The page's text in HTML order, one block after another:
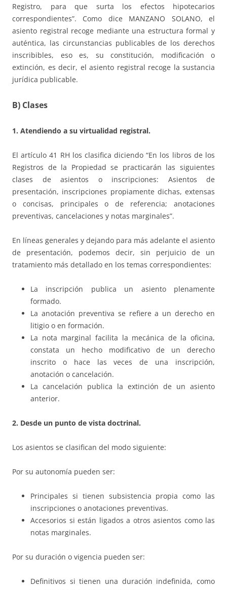
Registro, para que surta los efectos hipotecarios
correspondientes”. Como dice MANZANO SOLANO, el
asiento registral recoge mediante una estructura formal y
auténtica, las circunstancias publicables de los derechos
inscribibles, eso es, su constitución, modificación o
extinción, es decir, el asiento registral recoge la sustancia
jurídica publicable.
B) Clases
1. Atendiendo a su virtualidad registral.
El artículo 41 RH los clasifica diciendo “En los libros de los
Registros de la Propiedad se practicarán las siguientes
clases de asientos o inscripciones: Asientos de
presentación, inscripciones propiamente dichas, extensas
o concisas, principales o de referencia; anotaciones
preventivas, cancelaciones y notas marginales”.
En líneas generales y dejando para más adelante el asiento
de presentación, podemos decir, sin perjuicio de un
tratamiento más detallado en los temas correspondientes:
La inscripción publica un asiento plenamente
formado.
La anotación preventiva se refiere a un derecho en
litigio o en formación.
La nota marginal facilita la mecánica de la oficina,
constata un hecho modificativo de un derecho
inscrito o hace las veces de una inscripción,
anotación o cancelación.
La cancelación publica la extinción de un asiento
anterior.
2. Desde un punto de vista doctrinal.
Los asientos se clasifican del modo siguiente:
Por su autonomía pueden ser:
Principales si tienen subsistencia propia como las
inscripciones o anotaciones preventivas.
Accesorios si están ligados a otros asientos como las
notas marginales.
Por su duración o vigencia pueden ser:
Definitivos si tienen una duración indefinida, como